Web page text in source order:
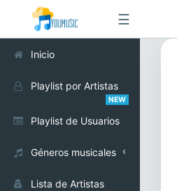
☰
Inicio
Playlist por Artistas
NEW
Playlist de Usuarios
Géneros musicales
Alternativo
Lista de Artistas